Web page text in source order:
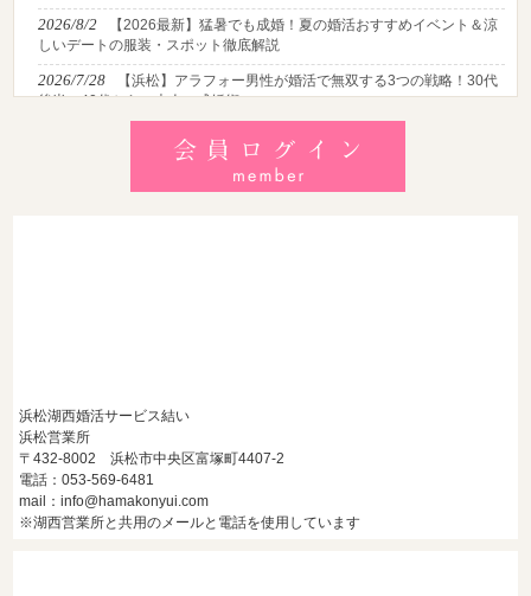
2026/8/2
【2026最新】猛暑でも成婚！夏の婚活おすすめイベント＆涼
しいデートの服装・スポット徹底解説
2026/7/28
【浜松】アラフォー男性が婚活で無双する3つの戦略！30代
後半・40代からの大人の成婚術
【浜松】30代・40代男性で「モテない男」の共通点とは？
地元の婚活女子が避けるNGな特徴3選
【共感必至】浜松の婚活あるある7選！20代・30代・40代の
浜松湖西婚活サービス結い
浜松営業所
〒432-8002 浜松市中央区富塚町4407-2
電話：053-569-6481
mail：info@hamakonyui.com
※湖西営業所と共用のメールと電話を使用しています